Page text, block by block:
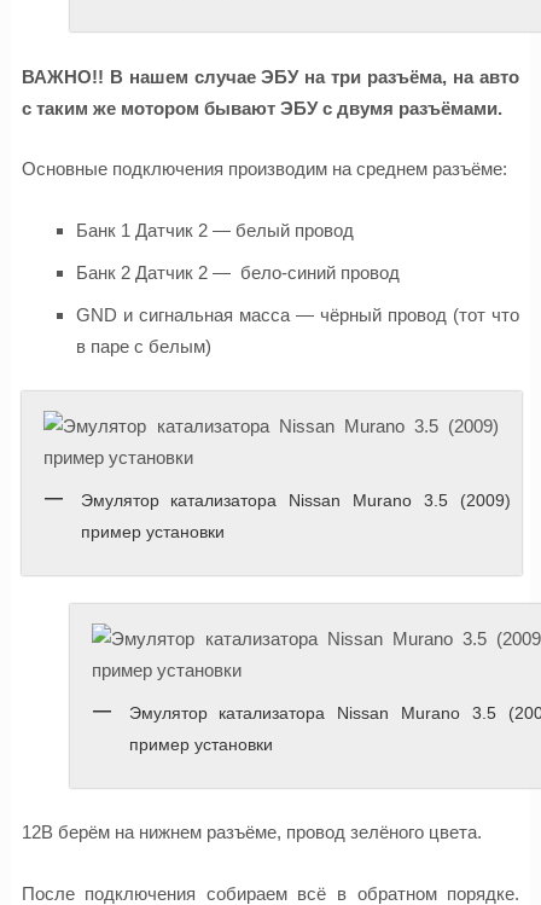
ВАЖНО!! В нашем случае ЭБУ на три разъёма, на авто
с таким же мотором бывают ЭБУ с двумя разъёмами.
Основные подключения производим на среднем разъёме:
Банк 1 Датчик 2 — белый провод
Банк 2 Датчик 2 — бело-синий провод
GND и сигнальная масса — чёрный провод (тот что
в паре с белым)
Эмулятор катализатора Nissan Murano 3.5 (2009)
пример установки
Эмулятор катализатора Nissan Murano 3.5
пример установки
12В берём на нижнем разъёме, провод зелёного цвета.
После подключения собираем всё в обратном порядке.